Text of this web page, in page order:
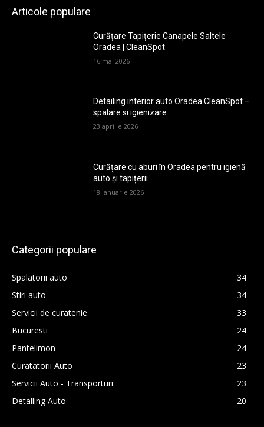
Articole populare
Curățare Tapițerie Canapele Saltele
Oradea | CleanSpot
16 mai 2026
Detailing interior auto Oradea CleanSpot –
spalare si igienizare
23 aprilie 2026
Curățare cu aburi în Oradea pentru igienă
auto și tapițerii
18 ianuarie 2026
Categorii populare
Spalatorii auto
34
Stiri auto
34
Servicii de curatenie
33
Bucuresti
24
Pantelimon
24
Curatatorii Auto
23
Servicii Auto - Transporturi
23
Detalling Auto
20